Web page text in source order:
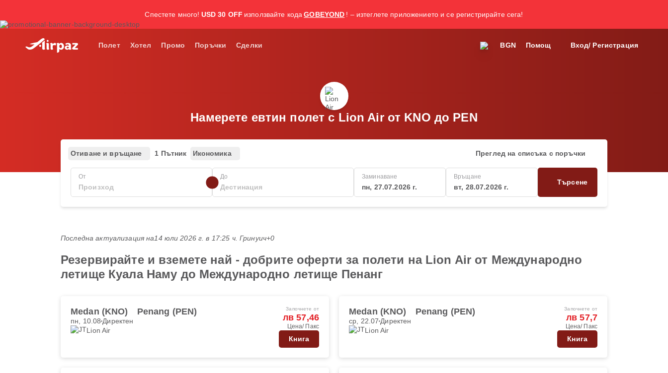
Спестете много! USD 30 OFF използвайте кода GOBEYOND ! – изтеглете приложението и се регистрирайте сега!
Полет Хотел Промо Поръчки Сделки BGN Помощ Вход/ Регистрация
Намерете евтин полет с Lion Air от KNO до PEN
Отиване и връщане 1 Пътник Икономика Преглед на списъка с поръчки
От До Заминаване
пн, 27.07.2026 г.
Връщане
вт, 28.07.2026 г.
Търсене
Последна актуализация на14 юли 2026 г. в 17:25 ч. Гринуич+0
Резервирайте и вземете най - добрите оферти за полети на Lion Air от Международно
летище Куала Наму до Международно летище Пенанг
Medan (KNO) Penang (PEN)
пн, 10.08 Директен
Lion Air
Започнете от
лв 57,46
Цена/ Пакс
Книга
Medan (KNO) Penang (PEN)
ср, 22.07 Директен
Lion Air
Започнете от
лв 57,7
Цена/ Пакс
Книга